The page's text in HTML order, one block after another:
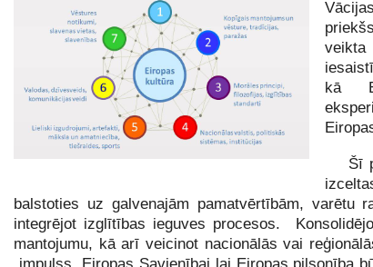
kā
Šī
balstoties uz galvenajām pamatvērtībām,
integrējot izglītības ieguves procesos.
mantojumu, kā arī veicinot nacionālās vai
impulss Eiropas Savienībai lai Eiropas pilsonība